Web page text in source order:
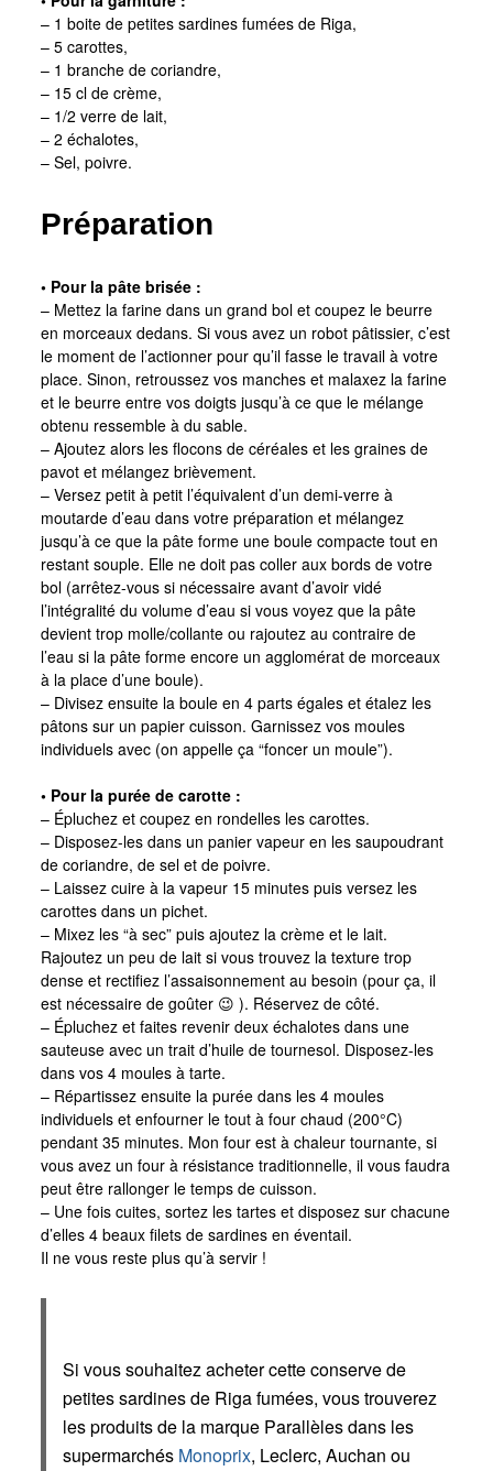
– 1 boite de petites sardines fumées de Riga,
– 5 carottes,
– 1 branche de coriandre,
– 15 cl de crème,
– 1/2 verre de lait,
– 2 échalotes,
– Sel, poivre.
Préparation
• Pour la pâte brisée :
– Mettez la farine dans un grand bol et coupez le beurre
en morceaux dedans. Si vous avez un robot pâtissier, c’est
le moment de l’actionner pour qu’il fasse le travail à votre
place. Sinon, retroussez vos manches et malaxez la farine
et le beurre entre vos doigts jusqu’à ce que le mélange
obtenu ressemble à du sable.
– Ajoutez alors les flocons de céréales et les graines de
pavot et mélangez brièvement.
– Versez petit à petit l’équivalent d’un demi-verre à
moutarde d’eau dans votre préparation et mélangez
jusqu’à ce que la pâte forme une boule compacte tout en
restant souple. Elle ne doit pas coller aux bords de votre
bol (arrêtez-vous si nécessaire avant d’avoir vidé
l’intégralité du volume d’eau si vous voyez que la pâte
devient trop molle/collante ou rajoutez au contraire de
l’eau si la pâte forme encore un agglomérat de morceaux
à la place d’une boule).
– Divisez ensuite la boule en 4 parts égales et étalez les
pâtons sur un papier cuisson. Garnissez vos moules
individuels avec (on appelle ça “foncer un moule”).
• Pour la purée de carotte :
– Épluchez et coupez en rondelles les carottes.
– Disposez-les dans un panier vapeur en les saupoudrant
de coriandre, de sel et de poivre.
– Laissez cuire à la vapeur 15 minutes puis versez les
carottes dans un pichet.
– Mixez les “à sec” puis ajoutez la crème et le lait.
Rajoutez un peu de lait si vous trouvez la texture trop
dense et rectifiez l’assaisonnement au besoin (pour ça, il
est nécessaire de goûter 😉 ). Réservez de côté.
– Épluchez et faites revenir deux échalotes dans une
sauteuse avec un trait d’huile de tournesol. Disposez-les
dans vos 4 moules à tarte.
– Répartissez ensuite la purée dans les 4 moules
individuels et enfourner le tout à four chaud (200°C)
pendant 35 minutes. Mon four est à chaleur tournante, si
vous avez un four à résistance traditionnelle, il vous faudra
peut être rallonger le temps de cuisson.
– Une fois cuites, sortez les tartes et disposez sur chacune
d’elles 4 beaux filets de sardines en éventail.
Il ne vous reste plus qu’à servir !
Si vous souhaitez acheter cette conserve de
petites sardines de Riga fumées, vous trouverez
les produits de la marque Parallèles dans les
supermarchés Monoprix, Leclerc, Auchan ou